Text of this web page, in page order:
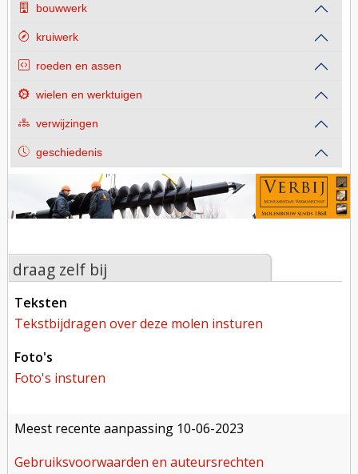
bouwwerk
kruiwerk
roeden en assen
wielen en werktuigen
verwijzingen
geschiedenis
draag zelf bij
teksten
tekstbijdragen over deze molen insturen
foto's
foto's insturen
meest recente aanpassing 10-06-2023
gebruiksvoorwaarden en auteursrechten